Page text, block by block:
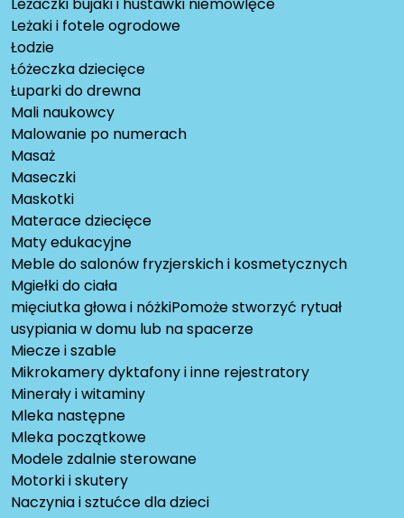
Leżaczki bujaki i huśtawki niemowlęce
Leżaki i fotele ogrodowe
Łodzie
Łóżeczka dziecięce
Łuparki do drewna
Mali naukowcy
Malowanie po numerach
Masaż
Maseczki
Maskotki
Materace dziecięce
Maty edukacyjne
Meble do salonów fryzjerskich i kosmetycznych
Mgiełki do ciała
mięciutka głowa i nóżkiPomoże stworzyć rytuał
usypiania w domu lub na spacerze
Miecze i szable
Mikrokamery dyktafony i inne rejestratory
Minerały i witaminy
Mleka następne
Mleka początkowe
Modele zdalnie sterowane
Motorki i skutery
Naczynia i sztućce dla dzieci